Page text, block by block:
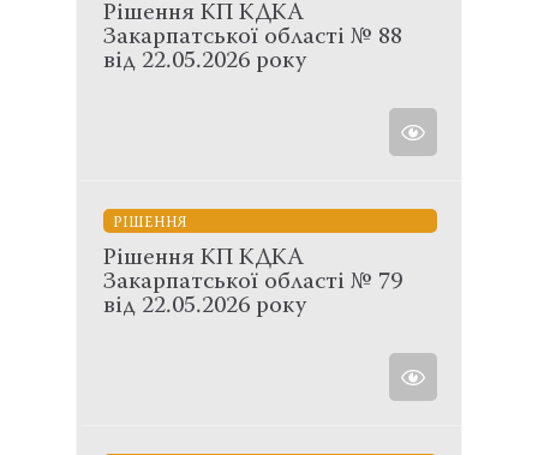
Рішення КП КДКА
Закарпатської області № 88
від 22.05.2026 року
РІШЕННЯ
Рішення КП КДКА
Закарпатської області № 79
від 22.05.2026 року